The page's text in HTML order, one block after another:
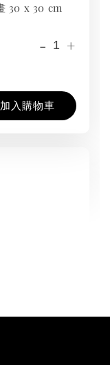
30 x 30 cm
- +
加入購物車